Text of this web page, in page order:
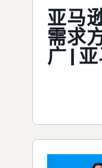
亚马
需求
广 |